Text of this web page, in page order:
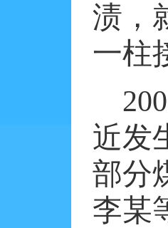
渍，
一柱
近发
部分
李某